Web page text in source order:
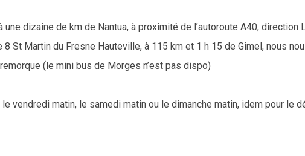
une dizaine de km de Nantua, à proximité de l’autoroute A40, direction
St Martin du Fresne Hauteville, à 115 km et 1 h 15 de Gimel, nous
(le mini bus de Morges n’est pas dispo)
le vendredi matin, le samedi matin ou le dimanche matin, idem pour le